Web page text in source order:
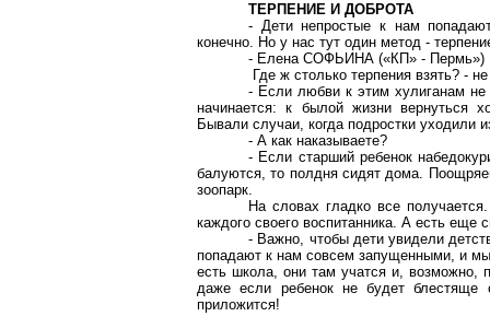
ТЕРПЕНИЕ И ДОБРОТА
- Дети непростые к нам
конечно. Но у нас тут один метод -
- Елена СОФЬИНА («КП» - Пермь»)
Где ж столько терпения взять? -
- Если любви к этим хулиганам не
начинается: к былой жизни вернуться
Бывали случаи, когда подростки уходили
- А как наказываете?
- Если старший ребенок
балуются, то полдня сидят дома.
зоопарк.
На словах гладко все
каждого своего воспитанника. А есть
- Важно, чтобы дети увидели
попадают к нам совсем запущенными, и
есть школа, они там учатся и, возможно,
даже если ребенок не будет блестяще
приложится!